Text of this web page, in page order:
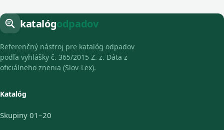
katalógodpadov
Referenčný nástroj pre katalóg odpadov
podľa vyhlášky č. 365/2015 Z. z. Dáta z
oficiálneho znenia (Slov-Lex).
Katalóg
Skupiny 01–20